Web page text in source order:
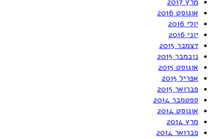
מרץ 2017
אוגוסט 2016
יולי 2016
יוני 2016
דצמבר 2015
נובמבר 2015
אוגוסט 2015
אפריל 2015
פברואר 2015
ספטמבר 2014
אוגוסט 2014
מרץ 2014
פברואר 2014